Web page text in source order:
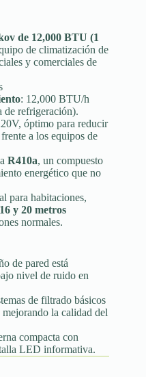
de 12,000 BTU (1
de climatización de
y comerciales de
: 12,000 BTU/h
de refrigeración).
óptimo para reducir
a los equipos de
R410a, un compuesto
energético que no
para habitaciones,
16 y 20 metros
normales.
de pared está
nivel de ruido en
de filtrado básicos
la calidad del
compacta con
LED informativa.